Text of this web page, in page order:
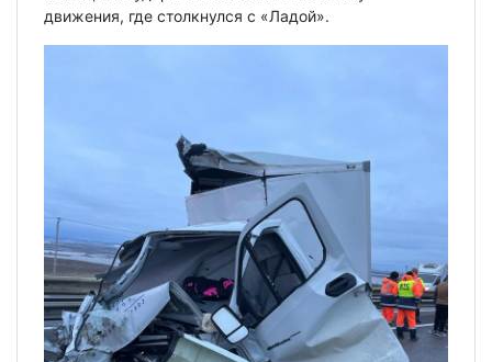
движения, где столкнулся с «Ладой».